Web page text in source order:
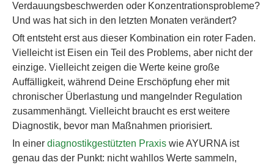
Verdauungsbeschwerden oder Konzentrationsprobleme?
Und was hat sich in den letzten Monaten verändert?
Oft entsteht erst aus dieser Kombination ein roter Faden.
Vielleicht ist Eisen ein Teil des Problems, aber nicht der
einzige. Vielleicht zeigen die Werte keine große
Auffälligkeit, während Deine Erschöpfung eher mit
chronischer Überlastung und mangelnder Regulation
zusammenhängt. Vielleicht braucht es erst weitere
Diagnostik, bevor man Maßnahmen priorisiert.
In einer diagnostikgestützten Praxis wie AYURNA ist
genau das der Punkt: nicht wahllos Werte sammeln,